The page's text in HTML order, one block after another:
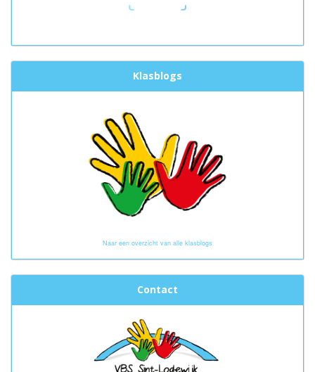
Klasblogs
Naar een overzicht van alle klasblogs
Contact